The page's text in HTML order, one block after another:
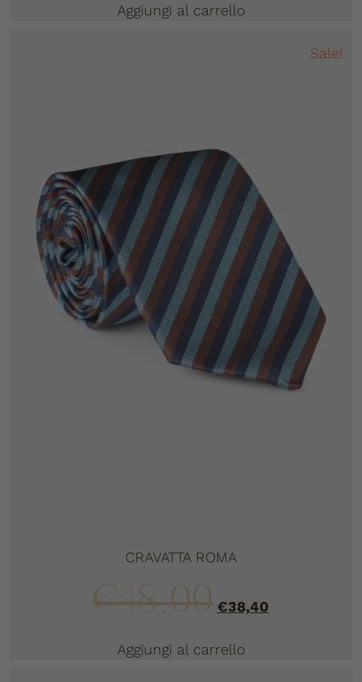
Aggiungi al carrello
Sale!
CRAVATTA ROMA
€48,00 €38,40
Aggiungi al carrello